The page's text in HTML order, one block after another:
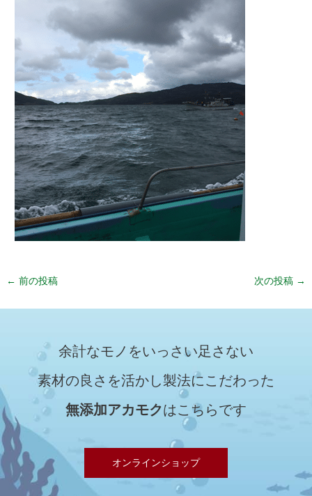
← 前の投稿 次の投稿 →
余計なモノをいっさい足さない
素材の良さを活かし製法にこだわった
無添加アカモクはこちらです
オンラインショップ